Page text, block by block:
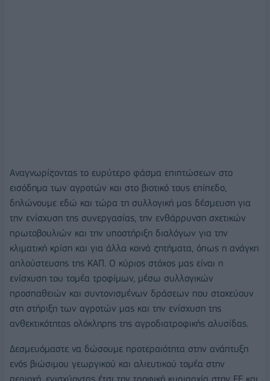
Αναγνωρίζοντας το ευρύτερο φάσμα επιπτώσεων στο
εισόδημα των αγροτών και στο βιοτικό τους επίπεδο,
δηλώνουμε εδώ και τώρα τη συλλογική μας δέσμευση για
την ενίσχυση της συνεργασίας, την ενθάρρυνση σχετικών
πρωτοβουλιών και την υποστήριξη διαλόγων για την
κλιματική κρίση και για άλλα κοινά ζητήματα, όπως η ανάγκη
απλούστευσης της ΚAΠ. Ο κύριος στόχος μας είναι η
ενίσχυση του τομέα τροφίμων, μέσω συλλογικών
προσπαθειών και συντονισμένων δράσεων που στοχεύουν
στη στήριξη των αγροτών μας και την ενίσχυση της
ανθεκτικότητας ολόκληρης της αγροδιατροφικής αλυσίδας.
Δεσμευόμαστε να δώσουμε προτεραιότητα στην ανάπτυξη
ενός βιώσιμου γεωργικού και αλιευτικού τομέα στην